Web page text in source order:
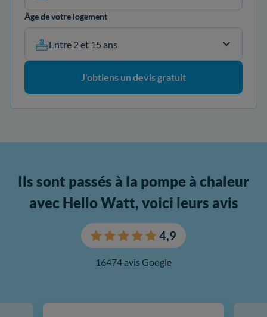
Âge de votre logement
Entre 2 et 15 ans
J'obtiens un devis gratuit
Ils sont passés à la pompe à chaleur
avec Hello Watt, voici leurs avis
4,9
16474 avis Google